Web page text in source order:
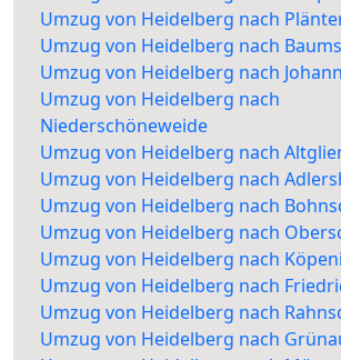
Umzug von Heidelberg nach
Umzug von Heidelberg nach
Umzug von Heidelberg nach
Umzug von Heidelberg nach
Niederschöneweide
Umzug von Heidelberg nach
Umzug von Heidelberg nach
Umzug von Heidelberg nach
Umzug von Heidelberg nach
Umzug von Heidelberg nach
Umzug von Heidelberg nach
Umzug von Heidelberg nach
Umzug von Heidelberg nach